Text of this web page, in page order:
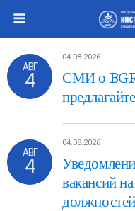
АВГ
4
04.08.2026
СМИ о
АВГ
4
04.08.2026
вакансий